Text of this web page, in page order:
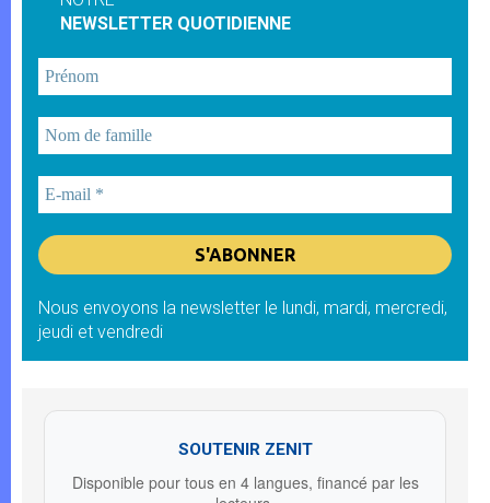
NEWSLETTER QUOTIDIENNE
Nous envoyons la newsletter le lundi, mardi, mercredi,
jeudi et vendredi
SOUTENIR ZENIT
Disponible pour tous en 4 langues, financé par les